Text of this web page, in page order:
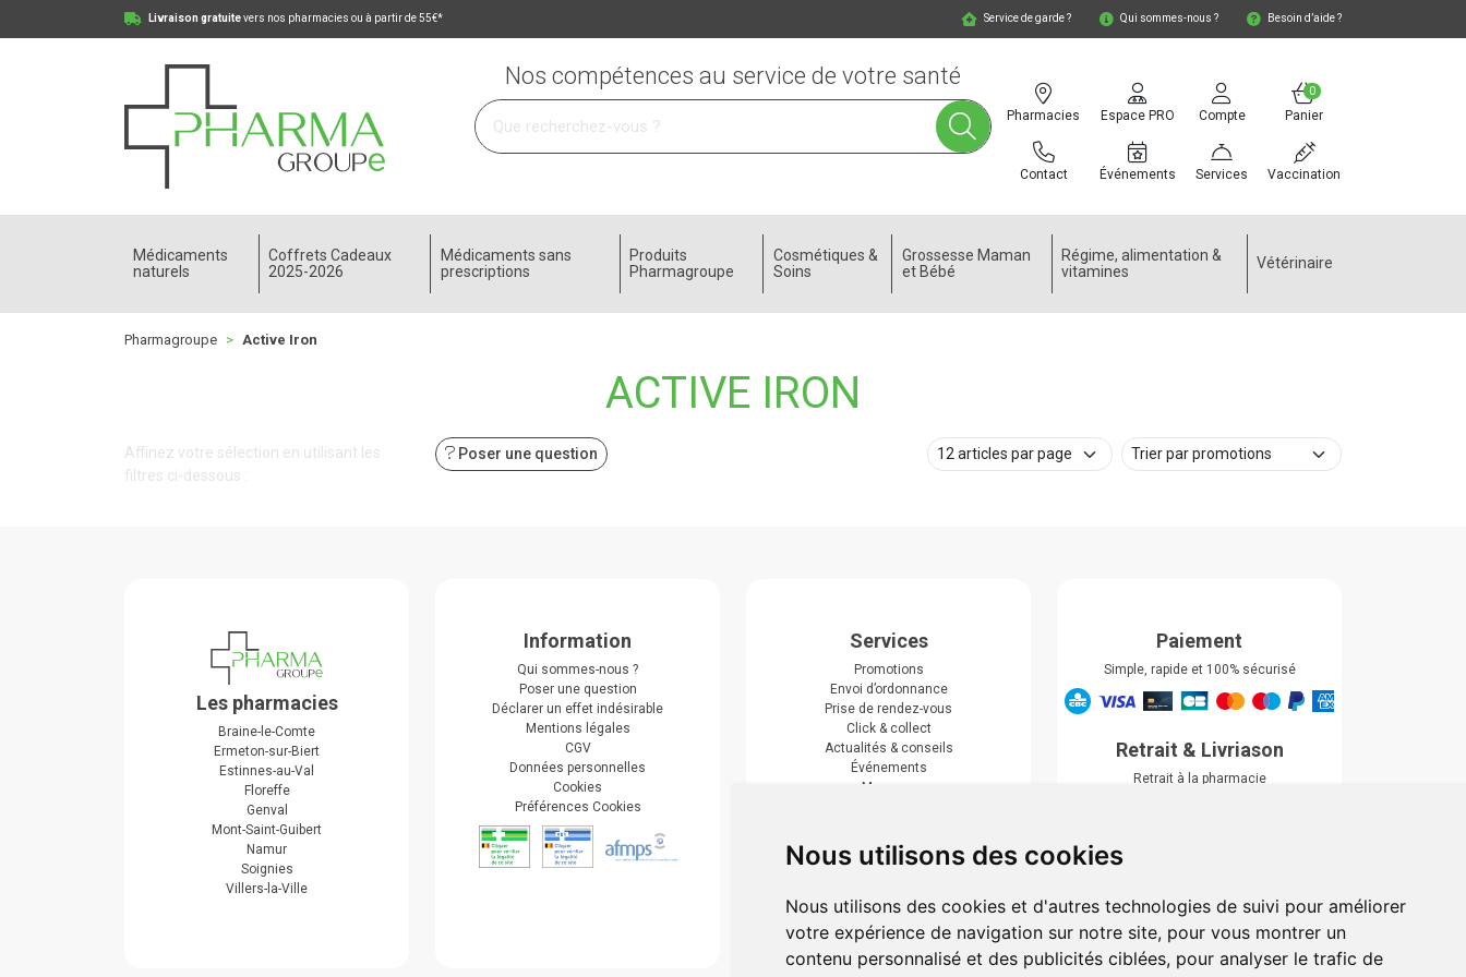
Nous utilisons des cookies
Nous utilisons des cookies et d'autres technologies de suivi pour améliorer
votre expérience de navigation sur notre site, pour vous montrer un
contenu personnalisé et des publicités ciblées, pour analyser le trafic de
Livraison gratuitevers nos pharmacies ou à partir de 55€* Service de garde ? Qui sommes-nous ? Besoin d’aide ?
Pharmagroupe Votre pharmacie en ligne à votre service
Pharmacies
Contact
Espace PRO
Événements
Compte
Services
Panier
0
Vaccination
Nos compétences au service de votre santé
Médicaments
naturels
Coffrets Cadeaux
2025-2026
Médicaments sans
prescriptions
Produits
Pharmagroupe
Cosmétiques &
Soins
Grossesse Maman
et Bébé
Régime, alimentation &
vitamines
Vétérinaire
Pharmagroupe Active Iron
ACTIVE IRON
Poser une question
Affinez votre sélection en utilisant les
filtres ci-dessous :
Les pharmacies
Braine-le-Comte
Ermeton-sur-Biert
Estinnes-au-Val
Floreffe
Genval
Mont-Saint-Guibert
Namur
Soignies
Villers-la-Ville
Information
Qui sommes-nous ?
Poser une question
Déclarer un effet indésirable
Mentions légales
CGV
Données personnelles
Cookies
Préférences Cookies
Services
Promotions
Envoi d’ordonnance
Prise de rendez-vous
Click & collect
Actualités & conseils
Événements
Marques
Paiement
Simple, rapide et 100% sécurisé
Retrait & Livriason
Retrait à la pharmacie